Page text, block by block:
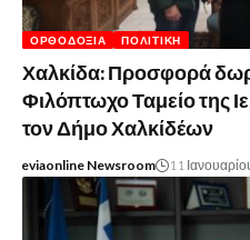
ΟΡΘΟΔΟΞΊΑ ΠΟΛΙΤΙΚΉ
Χαλκίδα: Προσφορά
Φιλόπτωχο Ταμείο της
τον Δήμο Χαλκίδέων
eviaonline Newsroom 11